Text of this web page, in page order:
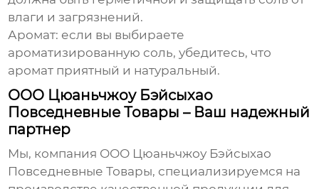
влаги и загрязнений.
Аромат: если вы выбираете
ароматизированную соль, убедитесь, что
аромат приятный и натуральный.
ООО Цюаньчжоу Бэйсыхао
Повседневные Товары – Ваш надежный
партнер
Мы, компания ООО Цюаньчжоу Бэйсыхао
Повседневные Товары, специализируемся на